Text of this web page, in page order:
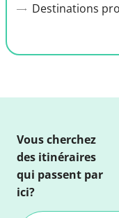
Destinations
Vous cherchez
des itinéraires
qui passent par
ici?